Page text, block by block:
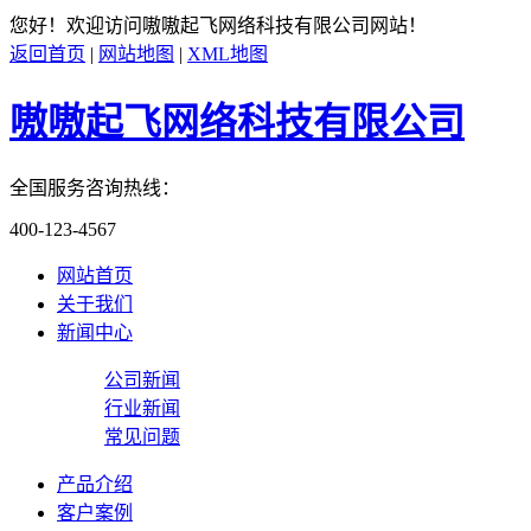
您好！欢迎访问 嗷嗷起飞网络科技有限公司 网站！
返回首页 | 网站地图 | XML地图
嗷嗷起飞网络科技有限公司
全国服务咨询热线：
400-123-4567
网站首页
关于我们
新闻中心
公司新闻
行业新闻
常见问题
产品介绍
客户案例